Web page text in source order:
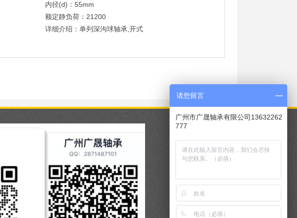
内径(d)：55mm
额定静负荷：21200
详细介绍：单列深沟球轴承,开式
请您留言
广州市广晟轴承有限公司13632262
777